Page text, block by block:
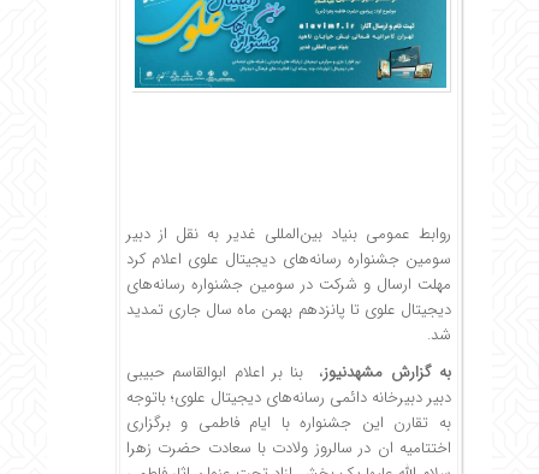
روابط عمومی بنیاد بین‌المللی غدیر به نقل از دبیر
سومین جشنواره رسانه‌های دیجیتال علوی اعلام کرد
مهلت ارسال و شرکت در سومین جشنواره رسانه‌های
دیجیتال علوی تا پانزدهم بهمن ماه سال جاری تمدید
شد.
به گزارش مشهدنیوز، بنا بر اعلام ابوالقاسم حبیبی
دبیر دبیرخانه دائمی رسانه‌های دیجیتال علوی؛ باتوجه
به تقارن این جشنواره با ایام فاطمی و برگزاری
اختتامیه ان در سالروز ولادت با سعادت حضرت زهرا